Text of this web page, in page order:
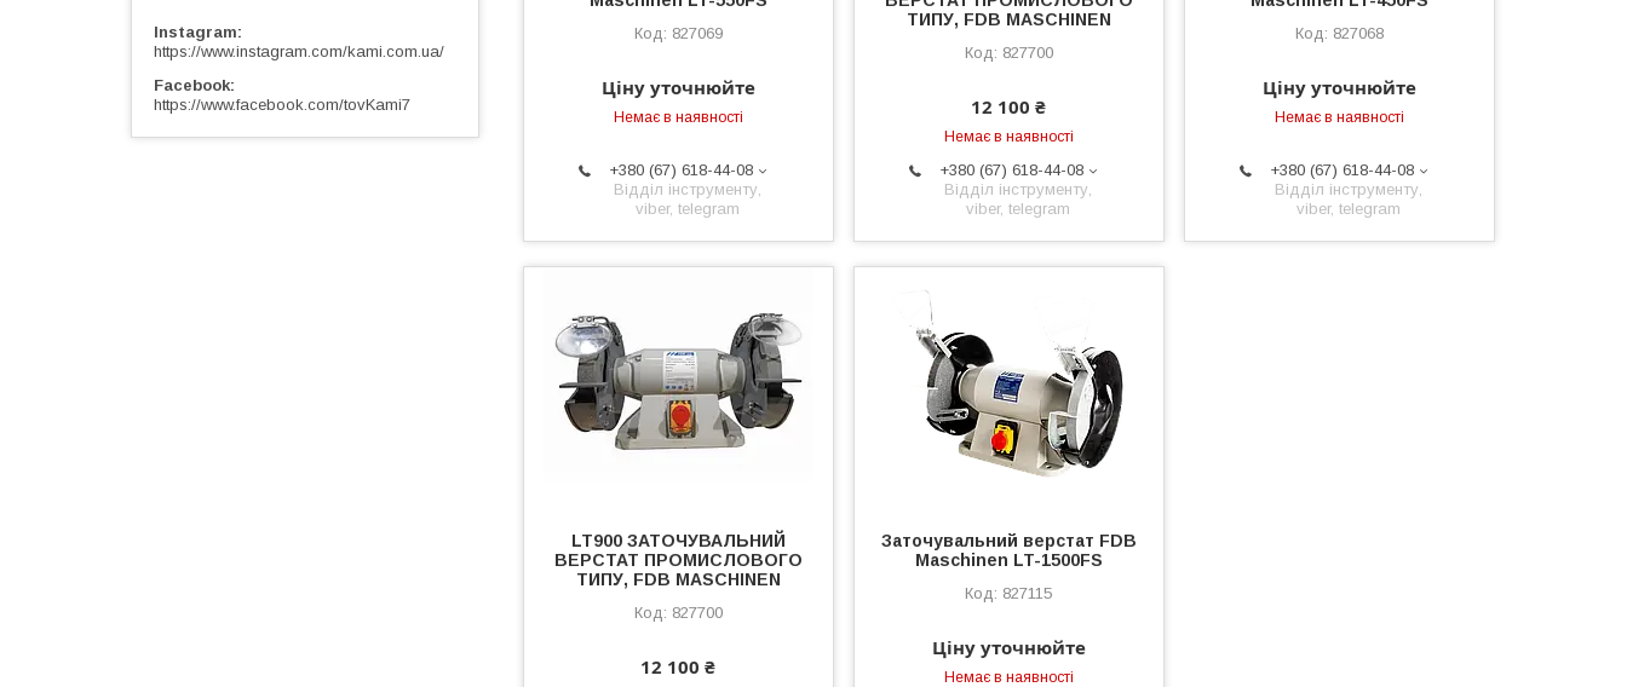
827069
Ціну уточнюйте
Немає в наявності
+380 (67) 618-44-08
Відділ інструменту,
viber, telegram
ТИПУ, FDB MASCHINEN
827700
12 100 ₴
Немає в наявності
+380 (67) 618-44-08
Відділ інструменту,
viber, telegram
827068
Ціну уточнюйте
Немає в наявності
+380 (67) 618-44-08
Відділ інструменту,
viber, telegram
LT900 ЗАТОЧУВАЛЬНИЙ
ВЕРСТАТ ПРОМИСЛОВОГО
ТИПУ, FDB MASCHINEN
827700
12 100 ₴
Заточувальний верстат FDB
Maschinen LT-1500FS
827115
Ціну уточнюйте
Немає в наявності
Instagram
https://www.instagram.com/kami.com.ua/
Facebook
https://www.facebook.com/tovKami7